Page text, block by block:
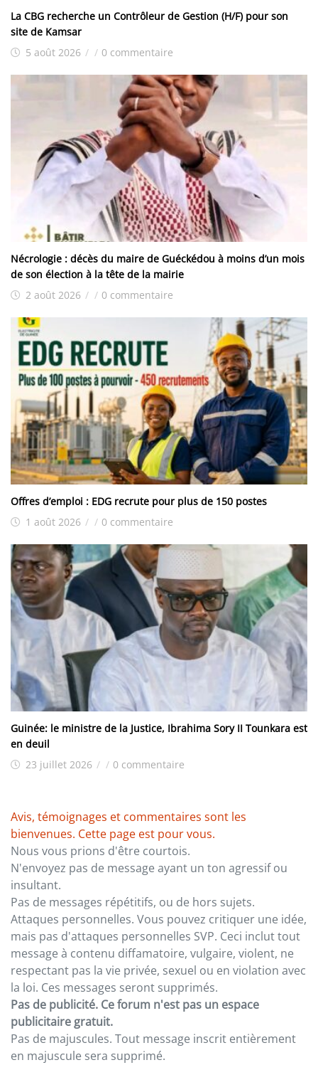
La CBG recherche un Contrôleur de Gestion (H/F) pour son
site de Kamsar
5 août 2026 / / 0 commentaire
Nécrologie : décès du maire de Guéckédou à moins d’un mois
de son élection à la tête de la mairie
2 août 2026 / / 0 commentaire
Offres d’emploi : EDG recrute pour plus de 150 postes
1 août 2026 / / 0 commentaire
Guinée: le ministre de la Justice, Ibrahima Sory II Tounkara est
en deuil
23 juillet 2026 / / 0 commentaire
Avis, témoignages et commentaires sont les
bienvenues. Cette page est pour vous.
Nous vous prions d'être courtois.
N'envoyez pas de message ayant un ton agressif ou
insultant.
Pas de messages répétitifs, ou de hors sujets.
Attaques personnelles. Vous pouvez critiquer une idée,
mais pas d'attaques personnelles SVP. Ceci inclut tout
message à contenu diffamatoire, vulgaire, violent, ne
respectant pas la vie privée, sexuel ou en violation avec
la loi. Ces messages seront supprimés.
Pas de publicité. Ce forum n'est pas un espace
publicitaire gratuit.
Pas de majuscules. Tout message inscrit entièrement
en majuscule sera supprimé.